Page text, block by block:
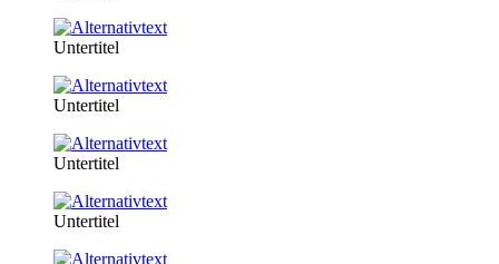
Untertitel
Untertitel
Untertitel
Untertitel